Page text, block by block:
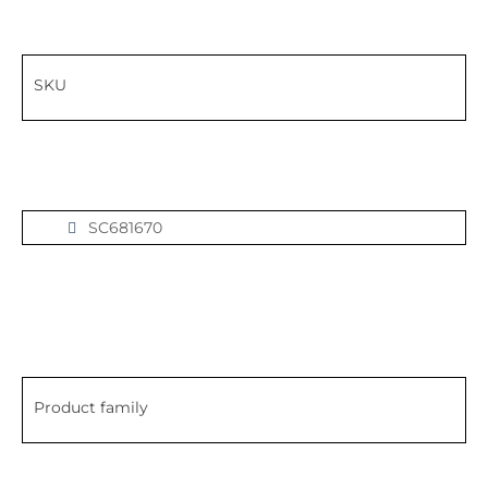
SKU
SC681670
Product family